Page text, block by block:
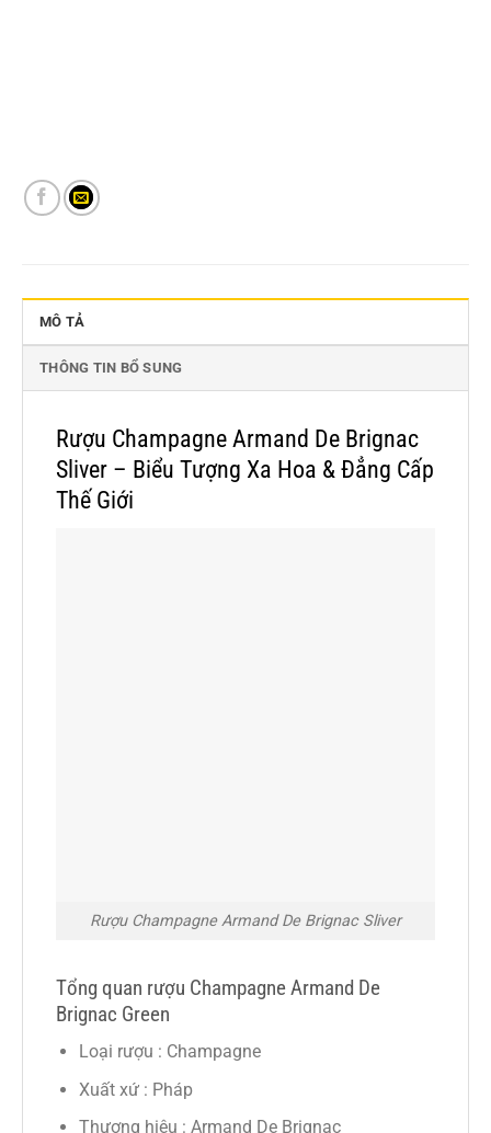
MÔ TẢ
THÔNG TIN BỔ SUNG
Rượu Champagne Armand De Brignac
Sliver – Biểu Tượng Xa Hoa & Đẳng Cấp
Thế Giới
Rượu Champagne Armand De Brignac Sliver
Tổng quan rượu Champagne Armand De
Brignac Green
Loại rượu : Champagne
Xuất xứ : Pháp
Thương hiệu : Armand De Brignac